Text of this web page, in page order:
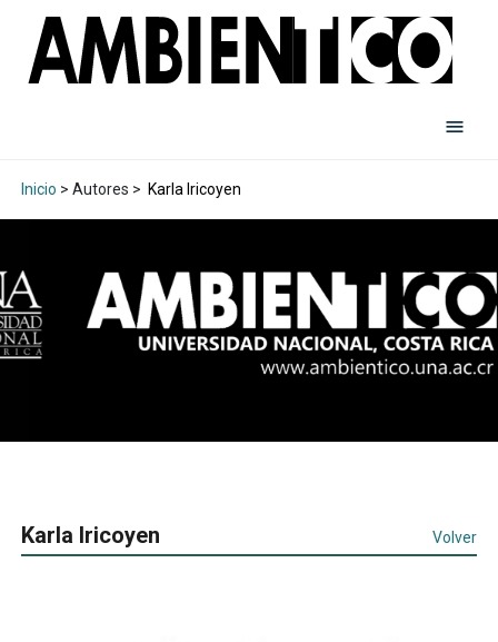
Inicio > Autores > Karla Iricoyen
Karla Iricoyen Volver